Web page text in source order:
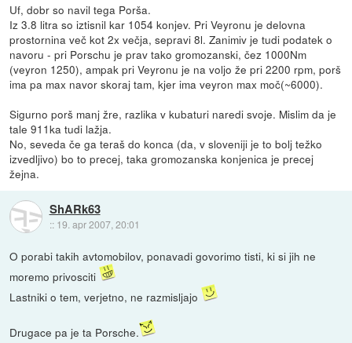
Uf, dobr so navil tega Porša.
Iz 3.8 litra so iztisnil kar 1054 konjev. Pri Veyronu je delovna
prostornina več kot 2x večja, sepravi 8l. Zanimiv je tudi podatek o
navoru - pri Porschu je prav tako gromozanski, čez 1000Nm
(veyron 1250), ampak pri Veyronu je na voljo že pri 2200 rpm, porš
ima pa max navor skoraj tam, kjer ima veyron max moč(~6000).
Sigurno porš manj žre, razlika v kubaturi naredi svoje. Mislim da je
tale 911ka tudi lažja.
No, seveda če ga teraš do konca (da, v sloveniji je to bolj težko
izvedljivo) bo to precej, taka gromozanska konjenica je precej
žejna.
ShARk63
:: 19. apr 2007, 20:01
O porabi takih avtomobilov, ponavadi govorimo tisti, ki si jih ne
moremo privosciti
Lastniki o tem, verjetno, ne razmisljajo
Drugace pa je ta Porsche.